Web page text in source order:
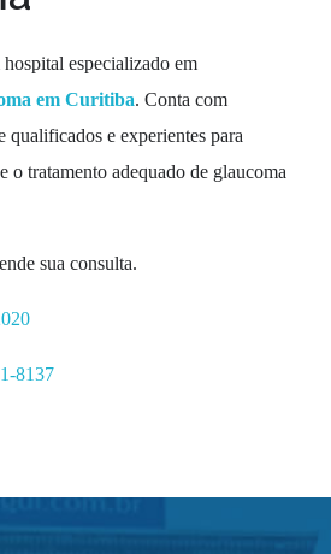
especializado em
em Curitiba. Conta com
qualificados e experientes para
o tratamento adequado de glaucoma
sua consulta.
8137